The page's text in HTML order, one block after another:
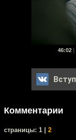
46:02
Комментарии
cтраницы: 1 | 2